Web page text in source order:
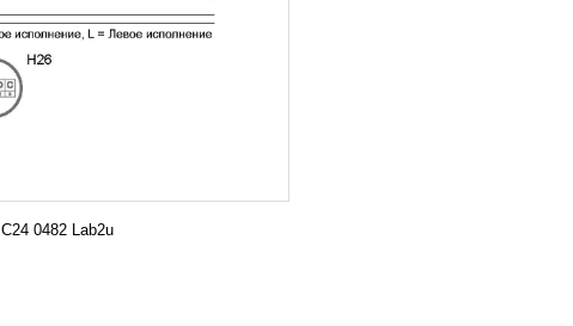
0482 Lab2u